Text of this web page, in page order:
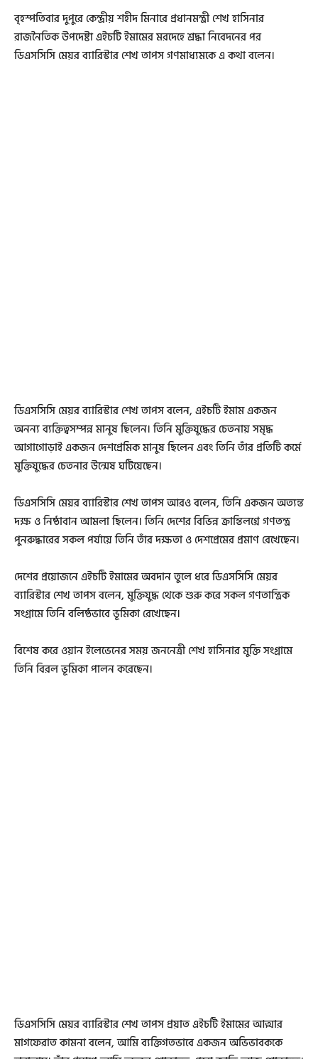
বৃহস্পতিবার দুপুরে কেন্দ্রীয় শহীদ মিনারে প্রধানমন্ত্রী শেখ হাসিনার
রাজনৈতিক উপদেষ্টা এইচটি ইমামের মরদেহে শ্রদ্ধা নিবেদনের পর
ডিএসসিসি মেয়র ব্যারিস্টার শেখ তাপস গণমাধ্যমকে এ কথা বলেন।
ডিএসসিসি মেয়র ব্যারিস্টার শেখ তাপস বলেন, এইচটি ইমাম একজন
অনন্য ব্যক্তিত্বসম্পন্ন মানুষ ছিলেন। তিনি মুক্তিযুদ্ধের চেতনায় সমৃদ্ধ
আগাগোড়াই একজন দেশপ্রেমিক মানুষ ছিলেন এবং তিনি তাঁর প্রতিটি কর্মে
মুক্তিযুদ্ধের চেতনার উন্মেষ ঘটিয়েছেন।
ডিএসসিসি মেয়র ব্যারিস্টার শেখ তাপস আরও বলেন, তিনি একজন অত্যন্ত
দক্ষ ও নিষ্ঠাবান আমলা ছিলেন। তিনি দেশের বিভিন্ন ক্রান্তিলগ্নে গণতন্ত্র
পুনরুদ্ধারের সকল পর্যায়ে তিনি তাঁর দক্ষতা ও দেশপ্রেমের প্রমাণ রেখেছেন।
দেশের প্রয়োজনে এইচটি ইমামের অবদান তুলে ধরে ডিএসসিসি মেয়র
ব্যারিস্টার শেখ তাপস বলেন, মুক্তিযুদ্ধ থেকে শুরু করে সকল গণতান্ত্রিক
সংগ্রামে তিনি বলিষ্ঠভাবে ভূমিকা রেখেছেন।
বিশেষ করে ওয়ান ইলেভেনের সময় জননেত্রী শেখ হাসিনার মুক্তি সংগ্রামে
তিনি বিরল ভূমিকা পালন করেছেন।
ডিএসসিসি মেয়র ব্যারিস্টার শেখ তাপস প্রয়াত এইচটি ইমামের আত্মার
মাগফেরাত কামনা বলেন, আমি ব্যক্তিগতভাবে একজন অভিভাবককে